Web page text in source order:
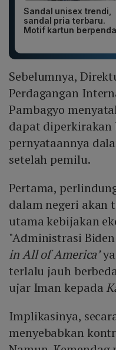
Sandal unisex trendi,
sandal pria terbaru.
Motif kartun
Sebelumnya,
Perdagangan
Pambagyo
dapat diperkirakan
pernyataannya
setelah pemilu.
Pertama,
dalam negeri akan
utama kebijakan
"Administrasi
in All of America’
terlalu jauh
ujar Iman kepada
Implikasinya,
menyebabkan